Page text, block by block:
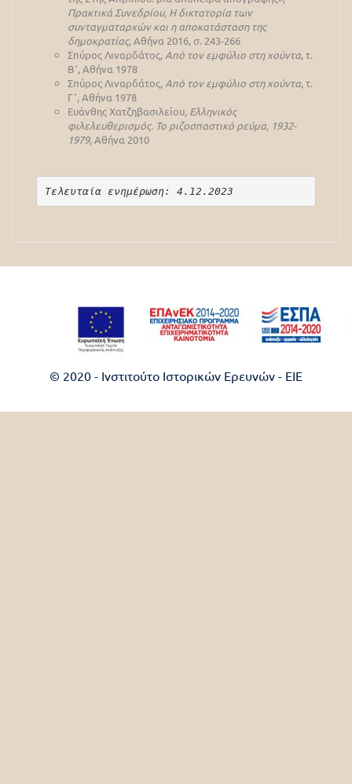
Πρακτικά Συνεδρίου, Η δικτατορία των
συνταγματαρχών και η αποκατάσταση της
δημοκρατίας, Αθήνα 2016, σ. 243-266
Σπύρος Λιναρδάτος, Από τον εμφύλιο στη χούντα, τ.
Β΄, Αθήνα 1978
Σπύρος Λιναρδάτος, Από τον εμφύλιο στη χούντα, τ.
Γ΄, Αθήνα 1978
Ευάνθης Χατζηβασιλείου, Ελληνικός
φιλελευθερισμός. Το ριζοσπαστικό ρεύμα, 1932-
1979, Αθήνα 2010
Τελευταία ενημέρωση: 4.12.2023
© 2020 - Ινστιτούτο Ιστορικών Ερευνών - EIE